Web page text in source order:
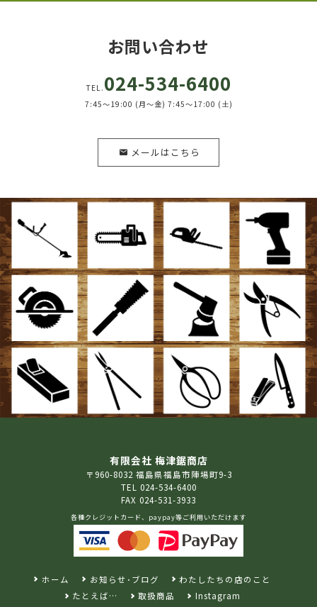
お問い合わせ
TEL. 024-534-6400
7:45～19:00 (月～金) 7:45～17:00 (土)
メールはこちら
有限会社 梅津鋸商店
〒960-8032 福島県福島市陣場町9-3
TEL 024-534-6400
FAX 024-531-3933
各種クレジットカード、paypay等ご利用いただけます
ホーム お知らせ･ブログ
わたしたちの店のこと
たとえば…
取扱商品 Instagram